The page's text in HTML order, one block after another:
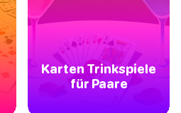
Karten Trinkspiele
für Paare